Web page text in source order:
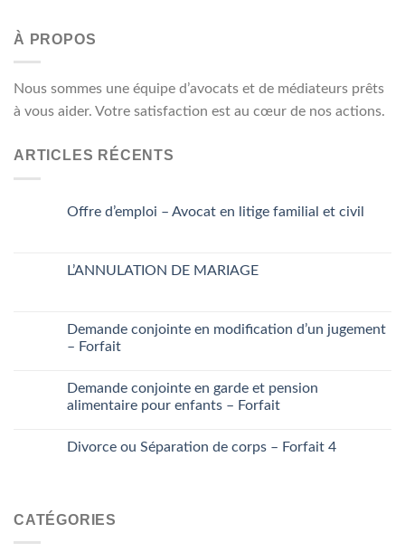
À PROPOS
Nous sommes une équipe d’avocats et de médiateurs prêts
à vous aider. Votre satisfaction est au cœur de nos actions.
ARTICLES RÉCENTS
Offre d’emploi – Avocat en litige familial et civil
L’ANNULATION DE MARIAGE
Demande conjointe en modification d’un jugement
– Forfait
Demande conjointe en garde et pension
alimentaire pour enfants – Forfait
Divorce ou Séparation de corps – Forfait 4
CATÉGORIES